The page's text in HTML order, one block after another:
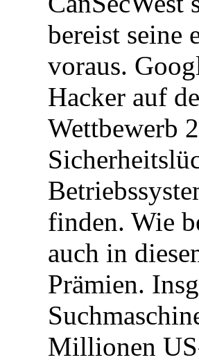
bereist seine
voraus.
Hacker auf
Wettbewerb
finden. Wie
auch in
Prämien.
Millionen